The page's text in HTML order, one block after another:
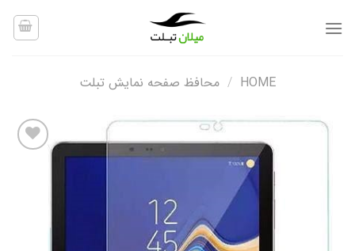
HOME
/ محافظ صفحه نمایش تبلت